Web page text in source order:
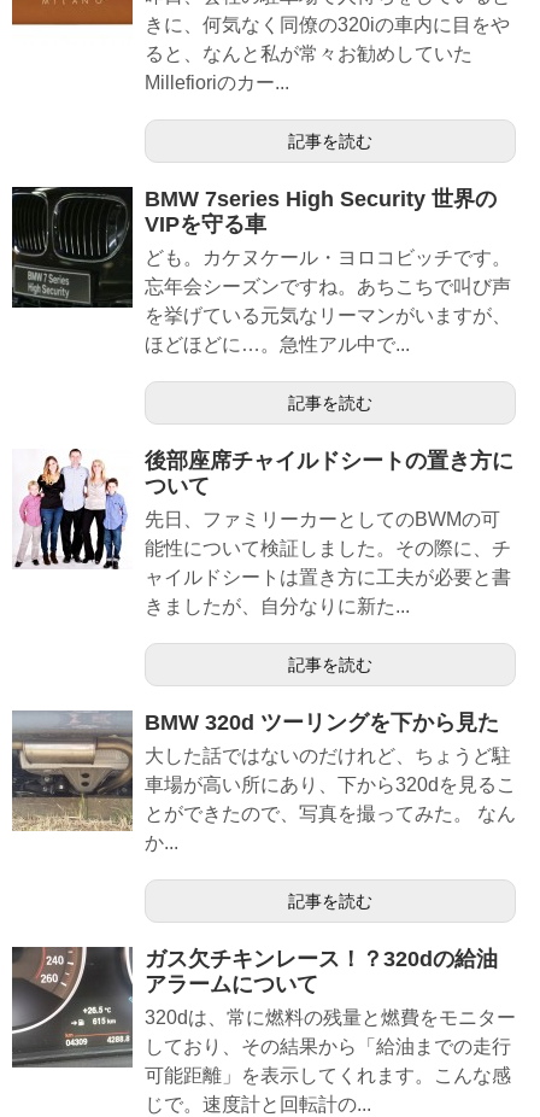
きに、何気なく同僚の320iの車内に目をや
ると、なんと私が常々お勧めしていた
Millefioriのカー...
記事を読む
BMW 7series High Security 世界の
VIPを守る車
ども。カケヌケール・ヨロコビッチです。
忘年会シーズンですね。あちこちで叫び声
を挙げている元気なリーマンがいますが、
ほどほどに…。急性アル中で...
記事を読む
後部座席チャイルドシートの置き方に
ついて
先日、ファミリーカーとしてのBWMの可
能性について検証しました。その際に、チ
ャイルドシートは置き方に工夫が必要と書
きましたが、自分なりに新た...
記事を読む
BMW 320d ツーリングを下から見た
大した話ではないのだけれど、ちょうど駐
車場が高い所にあり、下から320dを見るこ
とができたので、写真を撮ってみた。 なん
か...
記事を読む
ガス欠チキンレース！？320dの給油
アラームについて
320dは、常に燃料の残量と燃費をモニター
しており、その結果から「給油までの走行
可能距離」を表示してくれます。こんな感
じで。速度計と回転計の...